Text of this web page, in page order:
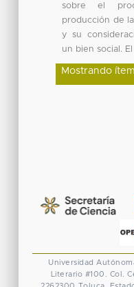
sobre el
producción de
y su
un bien social. El
Mostrando
Universidad
Literario #100. Col.